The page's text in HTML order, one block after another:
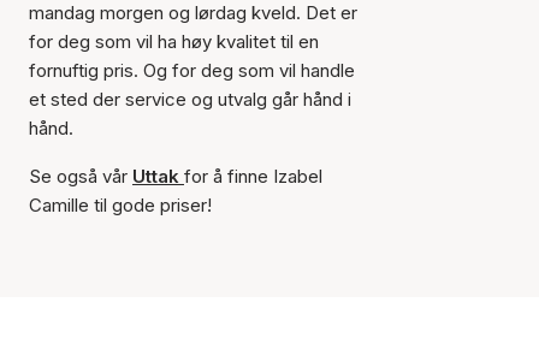
mandag morgen og lørdag kveld. Det er
for deg som vil ha høy kvalitet til en
fornuftig pris. Og for deg som vil handle
et sted der service og utvalg går hånd i
hånd.
Se også vår Uttak for å finne Izabel
Camille til gode priser!